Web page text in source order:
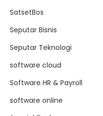
SatsetBos
Seputar Bisnis
Seputar Teknologi
software cloud
Software HR & Payroll
software online